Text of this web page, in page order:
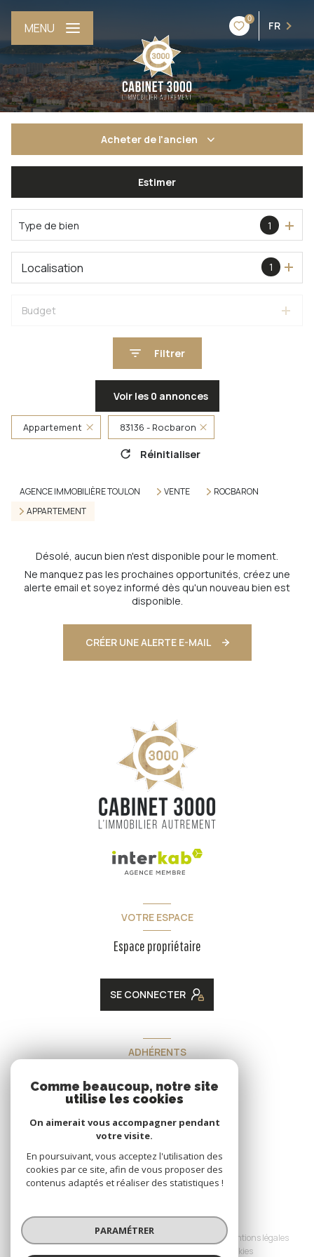
0
FR
MENU
Acheter de l'ancien
De l'immo pro
Estimer
Type de bien 1
1
Localisation
Budget
Filtrer
Voir les 0 annonces
Appartement 83136 - Rocbaron
Réinitialiser
AGENCE IMMOBILIÈRE TOULON VENTE
ROCBARON
APPARTEMENT
Désolé, aucun bien n'est disponible pour le moment.
Ne manquez pas les prochaines opportunités, créez une
alerte email et soyez informé dès qu'un nouveau bien est
disponible.
CRÉER UNE ALERTE E-MAIL
VOTRE ESPACE
Espace propriétaire
SE CONNECTER
ADHÉRENTS
Nous adhérons
© 2026 | Tous droits réservés
Nos honoraires
Nos partenaires
Mentions légales
Cookies
Comme beaucoup, notre site
utilise les cookies
On aimerait vous accompagner pendant
votre visite.
En poursuivant, vous acceptez l'utilisation des
cookies par ce site, afin de vous proposer des
contenus adaptés et réaliser des statistiques !
PARAMÉTRER